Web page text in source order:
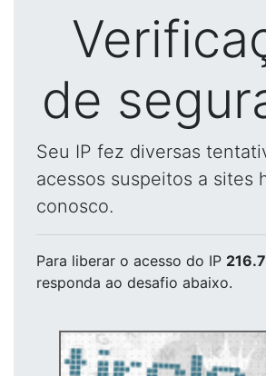
de
Seu IP fez diversas
acessos suspeitos a sites
conosco.
Para liberar o acesso do IP
responda ao desafio abaixo.